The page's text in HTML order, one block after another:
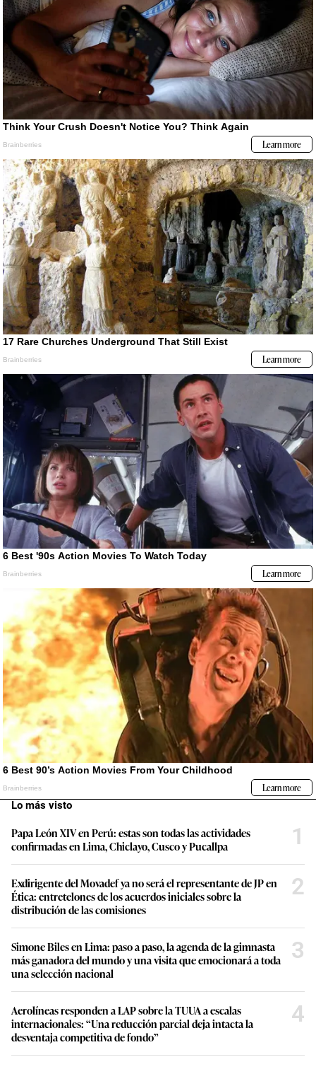
Lo más visto
Papa León XIV en Perú: estas son todas las actividades
confirmadas en Lima, Chiclayo, Cusco y Pucallpa
1
Exdirigente del Movadef ya no será el representante de JP en
Ética: entretelones de los acuerdos iniciales sobre la
distribución de las comisiones
2
Simone Biles en Lima: paso a paso, la agenda de la gimnasta
más ganadora del mundo y una visita que emocionará a toda
una selección nacional
3
Aerolíneas responden a LAP sobre la TUUA a escalas
internacionales: “Una reducción parcial deja intacta la
desventaja competitiva de fondo”
4